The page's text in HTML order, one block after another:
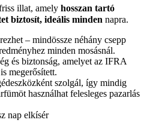
illat, amely hosszan tartó
biztosít, ideális minden napra.
– mindössze néhány csepp
minden mosásnál.
és biztonság, amelyet az IFRA
megerősített.
szolgál, így mindig
használhat felesleges pazarlás
nap elkísér